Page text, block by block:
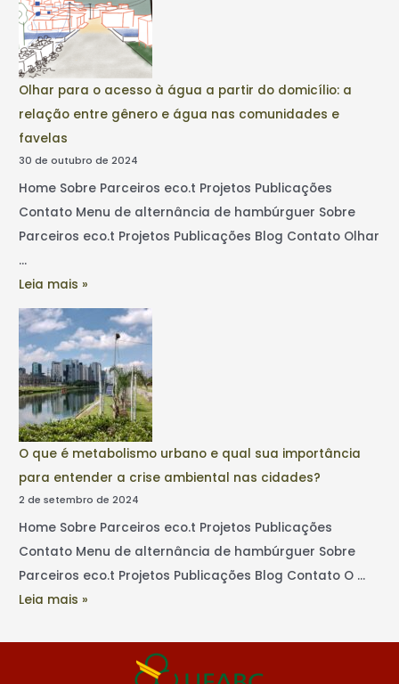
Olhar para o acesso à água a partir do domicílio: a
relação entre gênero e água nas comunidades e
favelas
30 de outubro de 2024
Home Sobre Parceiros eco.t Projetos Publicações
Contato Menu de alternância de hambúrguer Sobre
Parceiros eco.t Projetos Publicações Blog Contato Olhar
…
Leia mais »
O que é metabolismo urbano e qual sua importância
para entender a crise ambiental nas cidades?
2 de setembro de 2024
Home Sobre Parceiros eco.t Projetos Publicações
Contato Menu de alternância de hambúrguer Sobre
Parceiros eco.t Projetos Publicações Blog Contato O …
Leia mais »